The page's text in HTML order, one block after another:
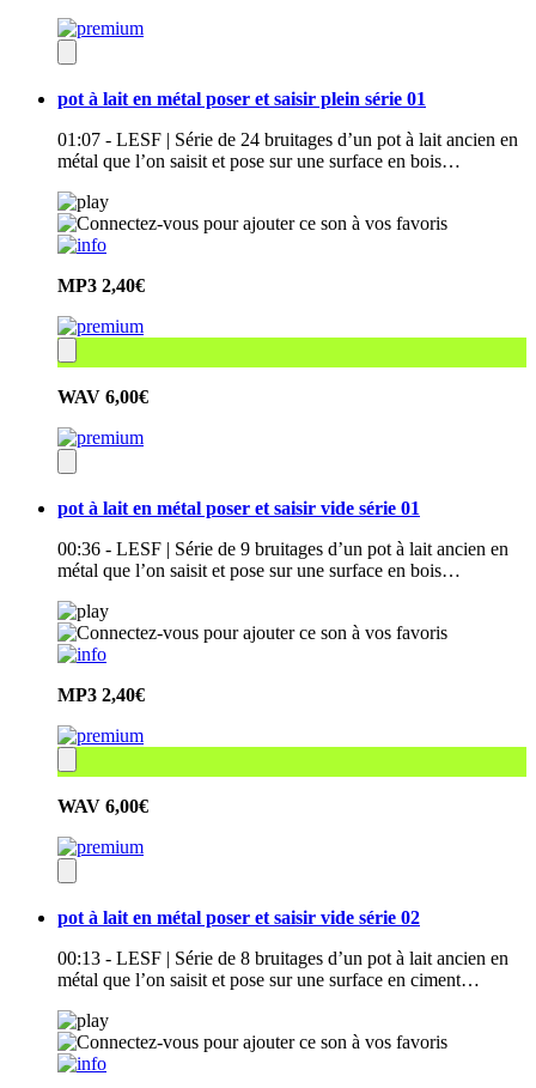
pot à lait en métal poser et saisir plein série 01
01:07 - LESF | Série de 24 bruitages d’un pot à lait ancien en
métal que l’on saisit et pose sur une surface en bois…
MP3 2,40€
WAV 6,00€
pot à lait en métal poser et saisir vide série 01
00:36 - LESF | Série de 9 bruitages d’un pot à lait ancien en
métal que l’on saisit et pose sur une surface en bois…
MP3 2,40€
WAV 6,00€
pot à lait en métal poser et saisir vide série 02
00:13 - LESF | Série de 8 bruitages d’un pot à lait ancien en
métal que l’on saisit et pose sur une surface en ciment…